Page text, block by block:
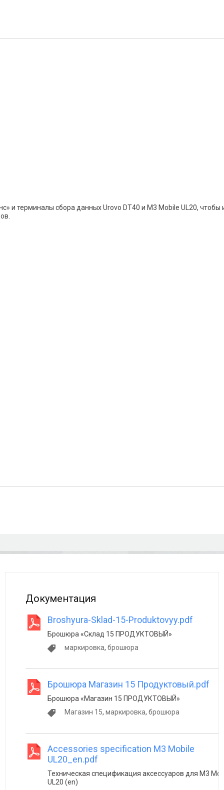
и терминалы сбора данных Urovo DT40 и M3 Mobile UL20,
Документация
Broshyura-Sklad-15-Produktovyy.pdf
Брошюра «Склад 15 ПРОДУКТОВЫЙ»
маркировка, брошюра
Брошюра Магазин 15 Продуктовый.pdf
Брошюра «Магазин 15 ПРОДУКТОВЫЙ»
Магазин 15, маркировка, брошюра
Accessories specification M3 Mobile
UL20_en.pdf
Техническая спецификация аксессуаров для M3
UL20 (en)